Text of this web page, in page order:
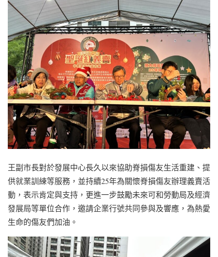
王副市長對於發展中心長久以來協助脊損傷友生活重建、提
供就業訓練等服務，並持續25年為關懷脊損傷友辦理義賣活
動，表示肯定與支持，更進一步鼓勵未來可和勞動局及經濟
發展局等單位合作，邀請企業行號共同參與及響應，為熱愛
生命的傷友們加油。